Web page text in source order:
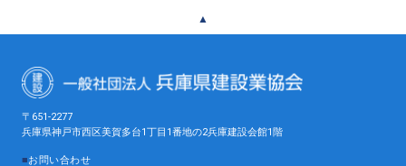
▲
〒651-2277
兵庫県神戸市西区美賀多台1丁目1番地の2兵庫建設会館1階
■お問い合わせ